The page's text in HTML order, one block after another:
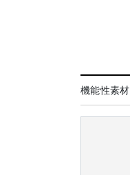
機能性素材